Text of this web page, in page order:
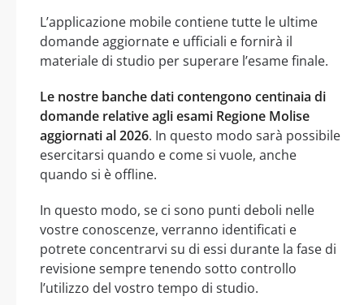
L’applicazione mobile contiene tutte le ultime
domande aggiornate e ufficiali e fornirà il
materiale di studio per superare l’esame finale.
Le nostre banche dati contengono centinaia di
domande relative agli esami Regione Molise
aggiornati al 2026. In questo modo sarà possibile
esercitarsi quando e come si vuole, anche
quando si è offline.
In questo modo, se ci sono punti deboli nelle
vostre conoscenze, verranno identificati e
potrete concentrarvi su di essi durante la fase di
revisione sempre tenendo sotto controllo
l’utilizzo del vostro tempo di studio.